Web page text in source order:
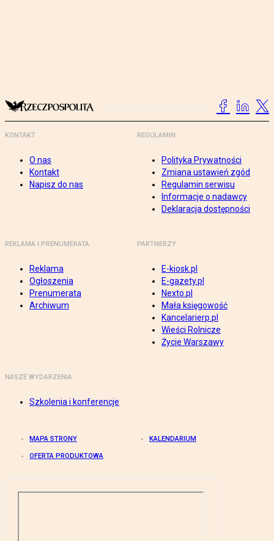
KONTAKT
O nas
Kontakt
Napisz do nas
REGULAMIN
Polityka Prywatności
Zmiana ustawień zgód
Regulamin serwisu
Informacje o nadawcy
Deklaracja dostępności
REKLAMA I PRENUMERATA
Reklama
Ogłoszenia
Prenumerata
Archiwum
PARTNERZY
E-kiosk.pl
E-gazety.pl
Nexto.pl
Mała księgowość
Kancelarierp.pl
Wieści Rolnicze
Życie Warszawy
NASZE WYDARZENIA
Szkolenia i konferencje
MAPA STRONY KALENDARIUM
OFERTA PRODUKTOWA